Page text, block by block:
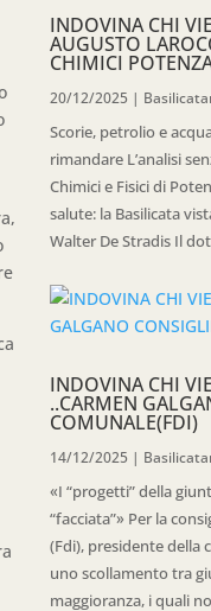
INDOVINA CHI
AUGUSTO
CHIMICI
20/12/2025 |
Scorie, petrolio e
rimandare L’analisi
Chimici e Fisici di
salute: la Basilicata
Walter De Stradis Il
INDOVINA CHI
..CARMEN
COMUNALE(FDI)
14/12/2025 |
«I “progetti” della
“facciata”» Per la
(Fdi), presidente della
uno scollamento tra
maggioranza, i quali